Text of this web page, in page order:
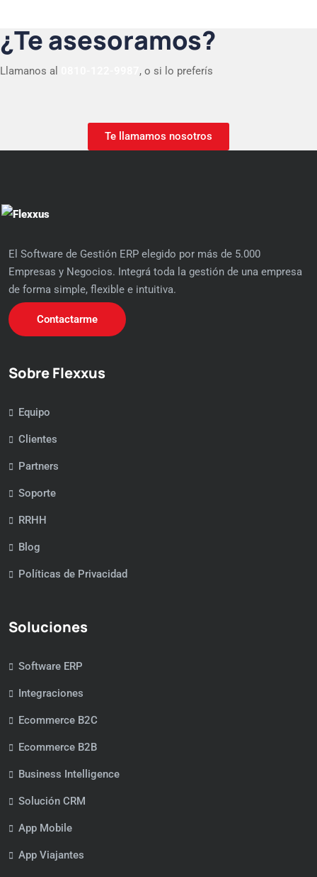
¿Te asesoramos?
Llamanos al , o si lo preferís
Te llamamos nosotros
El Software de Gestión ERP elegido por más de 5.000
Empresas y Negocios. Integrá toda la gestión de una empresa
de forma simple, flexible e intuitiva.
Contactarme
Sobre Flexxus
Equipo
Clientes
Partners
Soporte
RRHH
Blog
Políticas de Privacidad
Soluciones
Software ERP
Integraciones
Ecommerce B2C
Ecommerce B2B
Business Intelligence
Solución CRM
App Mobile
App Viajantes